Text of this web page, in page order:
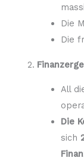
Die
Die
All
Die
sich